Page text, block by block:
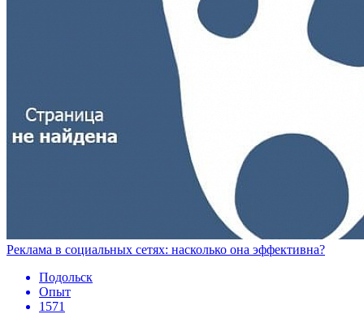
Реклама в социальных сетях: насколько она эффективна?
Подольск
Опыт
1571